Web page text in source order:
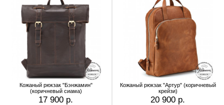
Кожаный рюкзак "Бэнжамин"
(коричневый сиама)
17 900 р.
Кожаный рюкзак "Артур" (коричневый
крейзи)
20 900 р.